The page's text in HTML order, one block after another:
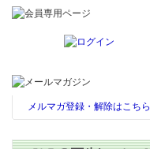
メルマガ登録・解除はこちら